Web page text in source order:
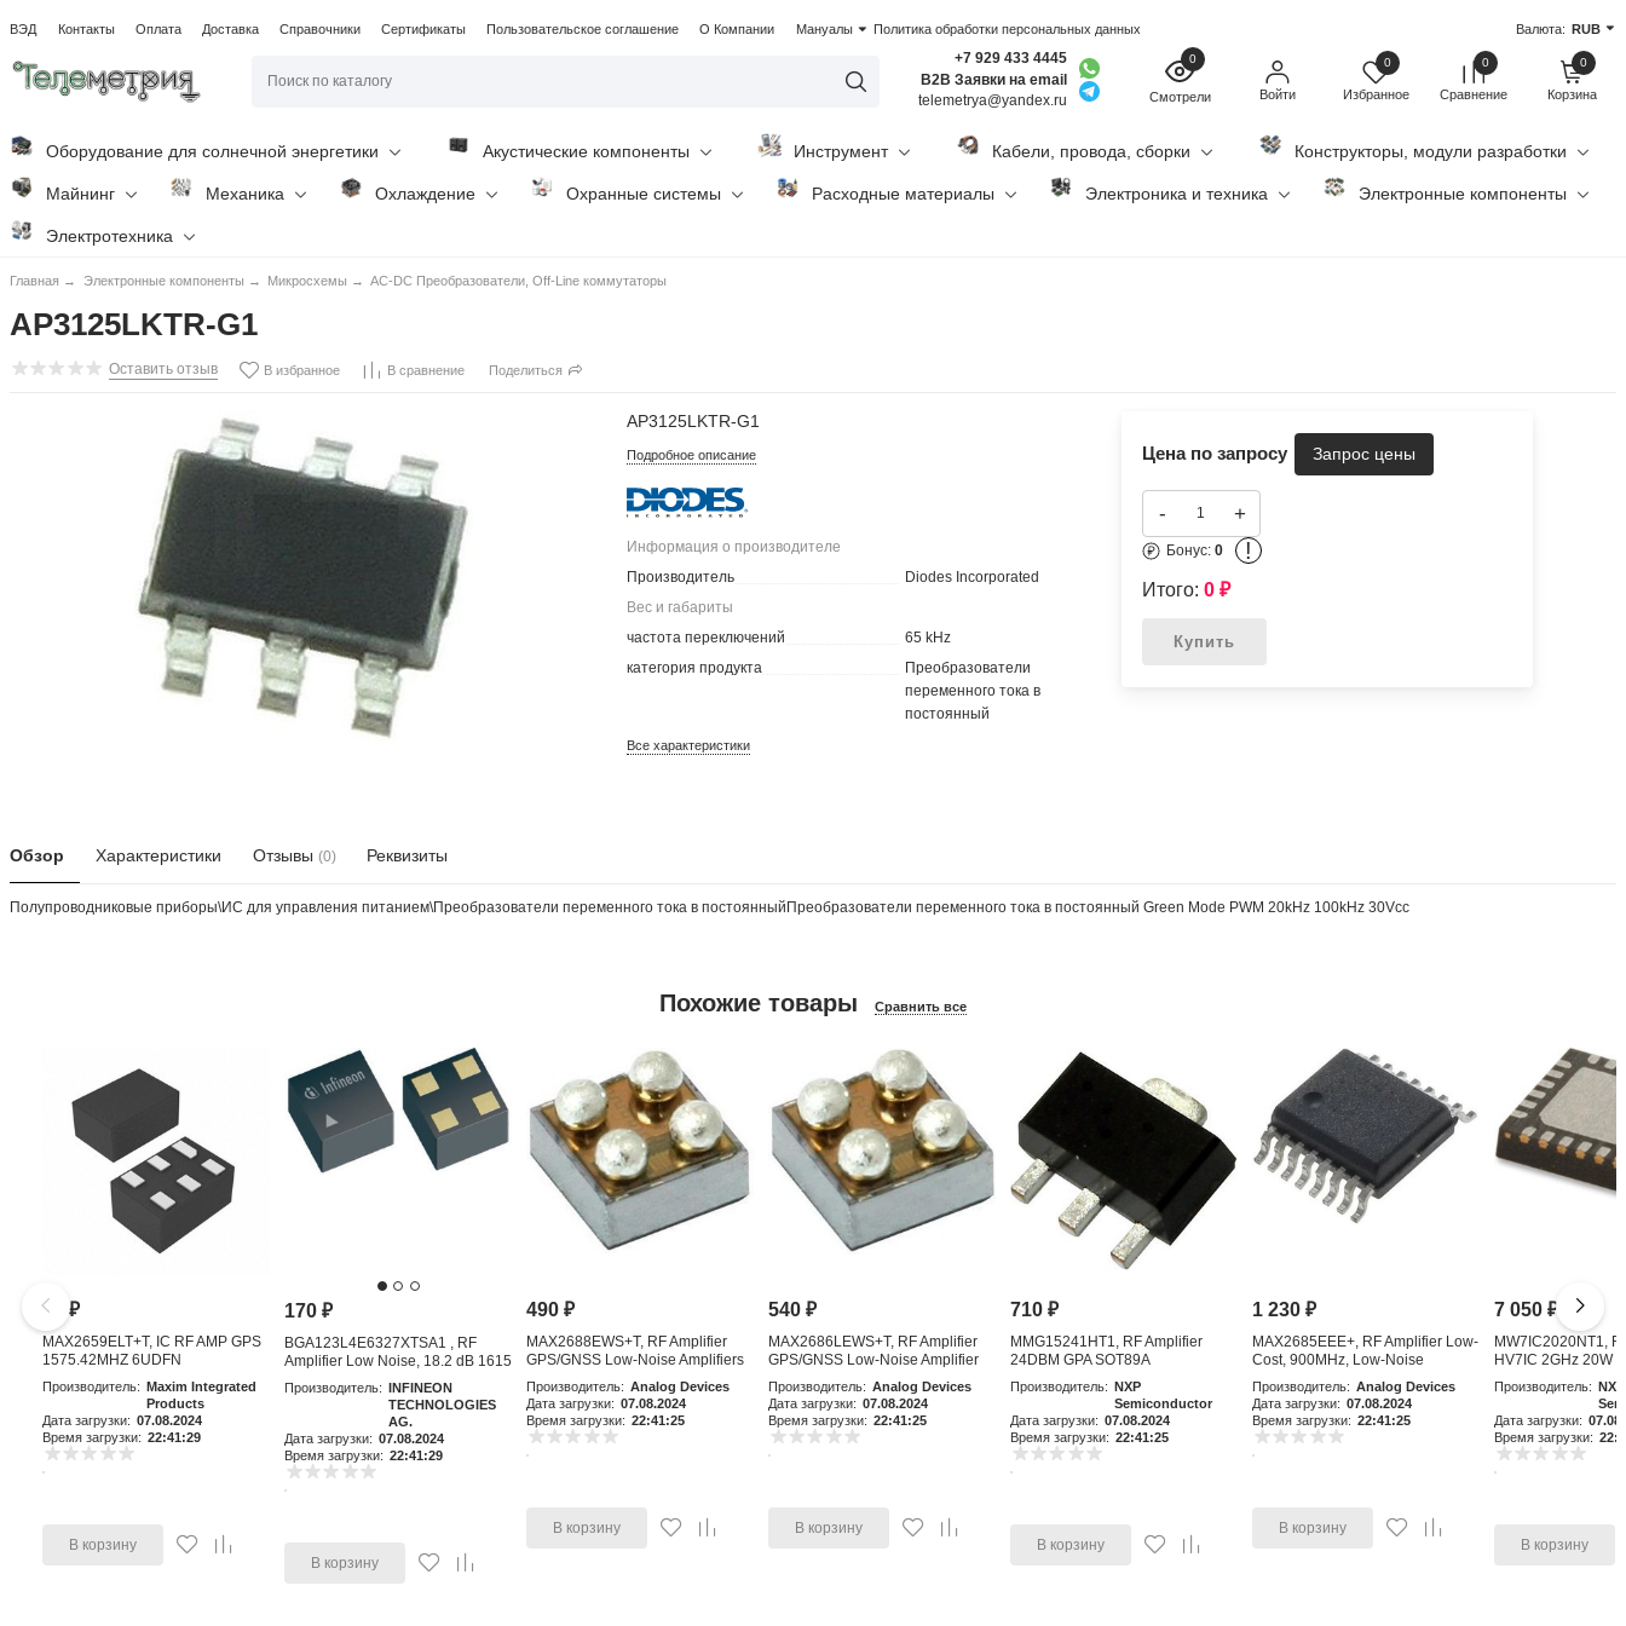
ВЭД Контакты Оплата Доставка Справочники Сертификаты Пользовательское соглашение О Компании Мануалы Политика обработки персональных данных Валюта: RUB
+7 929 433 4445
B2B Заявки на email
telemetrya@yandex.ru
0
Смотрели Войти
0
Избранное
0
Сравнение
0
Корзина
Оборудование для солнечной энергетики Акустические компоненты Инструмент Кабели, провода, сборки Конструкторы, модули разработки
Майнинг Механика Охлаждение Охранные системы Расходные материалы Электроника и техника Электронные компоненты
Электротехника
Главная → Электронные компоненты → Микросхемы → AC-DC Преобразователи, Off-Line коммутаторы
AP3125LKTR-G1
Оставить отзыв В избранное В сравнение Поделиться
AP3125LKTR-G1
Подробное описание
Информация о производителе
Производитель
Diodes Incorporated
Вес и габариты
частота переключений
65 kHz
категория продукта
Преобразователи
переменного тока в
постоянный
Все характеристики
Цена по запросу
- +
Бонус: 0 !
Итого: 0 ₽
Купить
Обзор Характеристики Отзывы (0) Реквизиты
Полупроводниковые приборы\ИС для управления питанием\Преобразователи переменного тока в постоянныйПреобразователи переменного тока в постоянный Green Mode PWM 20kHz 100kHz 30Vcc
Похожие товары Сравнить все
81₽
MAX2659ELT+T, IC RF AMP GPS
1575.42MHZ 6UDFN
Производитель: Maxim Integrated
Products
Дата загрузки: 07.08.2024
Время загрузки: 22:41:29
В корзину
170₽
BGA123L4E6327XTSA1 , RF
Amplifier Low Noise, 18.2 dB 1615
MHz, 4-Pin TSLP-4-11
Производитель: INFINEON
TECHNOLOGIES
AG.
Дата загрузки: 07.08.2024
Время загрузки: 22:41:29
В корзину
490₽
MAX2688EWS+T, RF Amplifier
GPS/GNSS Low-Noise Amplifiers
Производитель: Analog Devices
Дата загрузки: 07.08.2024
Время загрузки: 22:41:25
В корзину
540₽
MAX2686LEWS+T, RF Amplifier
GPS/GNSS Low-Noise Amplifier
with Integr
Производитель: Analog Devices
Дата загрузки: 07.08.2024
Время загрузки: 22:41:25
В корзину
710₽
MMG15241HT1, RF Amplifier
24DBM GPA SOT89A
Производитель: NXP
Semiconductor
Дата загрузки: 07.08.2024
Время загрузки: 22:41:25
В корзину
1 230₽
MAX2685EEE+, RF Amplifier Low-
Cost, 900MHz, Low-Noise
Amplifier an
Производитель: Analog Devices
Дата загрузки: 07.08.2024
Время загрузки: 22:41:25
В корзину
7 050₽
MW7IC2020NT1,
HV7IC 2GHz 20W
Производитель: NXP
Дата загрузки:
Время загрузки:
В корзину